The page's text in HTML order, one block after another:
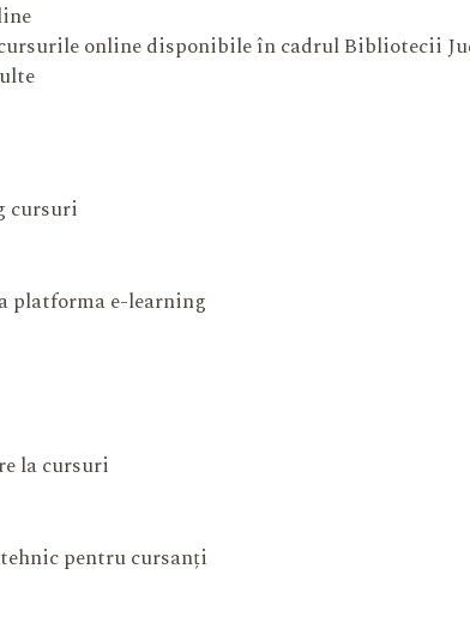
online disponibile în cadrul Bibliotecii
cursuri
platforma e-learning
la cursuri
pentru cursanți